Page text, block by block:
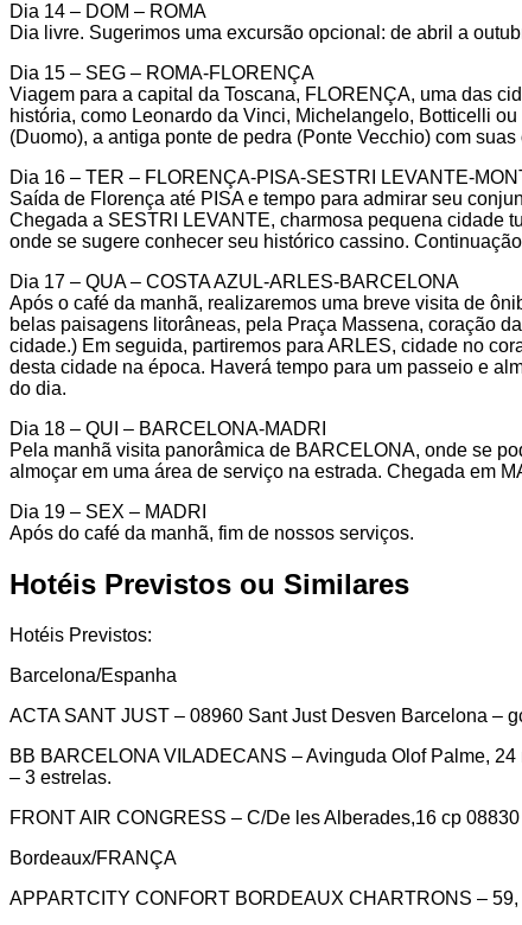
Dia 14 – DOM – ROMA
Dia livre. Sugerimos uma excursão opcional: de abril a
Dia 15 – SEG – ROMA-FLORENÇA
Viagem para a capital da Toscana, FLORENÇA, uma das
história, como Leonardo da Vinci, Michelangelo, Botticelli
(Duomo), a antiga ponte de pedra (Ponte Vecchio) com
Dia 16 – TER – FLORENÇA-PISA-SESTRI LEVANTE-
Saída de Florença até PISA e tempo para admirar seu
Chegada a SESTRI LEVANTE, charmosa pequena cidade
onde se sugere conhecer seu histórico cassino.
Dia 17 – QUA – COSTA AZUL-ARLES-BARCELONA
Após o café da manhã, realizaremos uma breve visita de
belas paisagens litorâneas, pela Praça Massena, coração
cidade.) Em seguida, partiremos para ARLES, cidade no
desta cidade na época. Haverá tempo para um passeio e
do dia.
Dia 18 – QUI – BARCELONA-MADRI
Pela manhã visita panorâmica de BARCELONA, onde se
almoçar em uma área de serviço na estrada. Chegada em
Dia 19 – SEX – MADRI
Após do café da manhã, fim de nossos serviços.
Hotéis Previstos ou Similares
Hotéis Previstos:
Barcelona/Espanha
ACTA SANT JUST – 08960 Sant Just Desven Barcelona –
BB BARCELONA VILADECANS – Avinguda Olof Palme,
– 3 estrelas.
FRONT AIR CONGRESS – C/De les Alberades,16 cp
Bordeaux/FRANÇA
APPARTCITY CONFORT BORDEAUX CHARTRONS –